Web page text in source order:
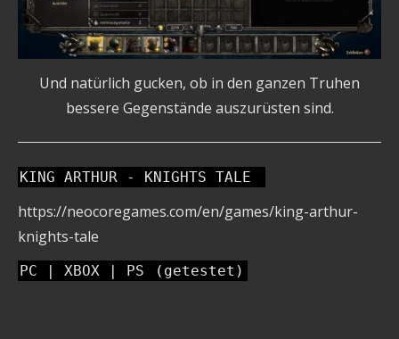
Und natürlich gucken, ob in den ganzen Truhen
bessere Gegenstände auszurüsten sind.
KING ARTHUR - KNIGHTS TALE
https://neocoregames.com/en/games/king-arthur-
knights-tale
PC | XBOX | PS (getestet)